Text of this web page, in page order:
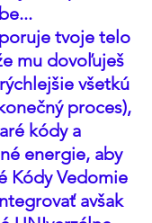
tvoje telo
mu dovoľuješ
všetkú
proces),
kódy a
energie, aby
Kódy Vedomie
avšak